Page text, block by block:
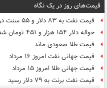
قیمت‌های روز در یک نگاه
قیمت نفت به ۸۳ دلار و ۵۵ سنت در هر بشکه رسید
حواله دلار ۱۵۴ هزار و ۴۵۱ تومان شد
قیمت طلا صعودی ماند
قیمت جهانی نفت امروز ۱۶ مرداد
قیمت جهانی طلا امروز ۱۵ مرداد
قیمت نفت برنت به ۷۹ دلار رسید